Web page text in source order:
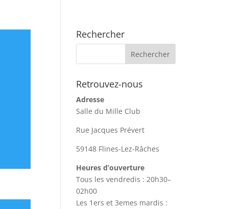
Rechercher
Retrouvez-nous
Adresse
Salle du Mille Club
Rue Jacques Prévert
59148 Flines-Lez-Râches
Heures d’ouverture
Tous les vendredis : 20h30–
02h00
Les 1ers et 3emes mardis :